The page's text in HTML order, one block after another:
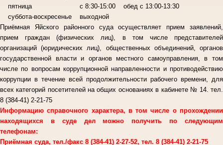
пятница с 8:30-15:00 обед с 13:00-13:30
суббота-воскресенье выходной
Приёмная Яйского районного суда осуществляет прием заявлений,
прием граждан (физических лиц), в том числе представителей
организаций (юридических лиц), общественных объединений, органов
государственной власти и органов местного самоуправления, в том
числе по вопросам коррупционной направленности и противодействию
коррупции в течение всей продолжительности рабочего времени, для
всех категорий посетителей на общих основаниях в кабинете № 14. тел.
8 (384-41) 2-21-75
Информацию справочного характера, в том числе о прохождении
находящихся в суде дел можно получить по следующим
телефонам:
Приёмная суда, тел./факс 8 (384-41) 2-27-52, тел. 8 (384-41) 2-21-75